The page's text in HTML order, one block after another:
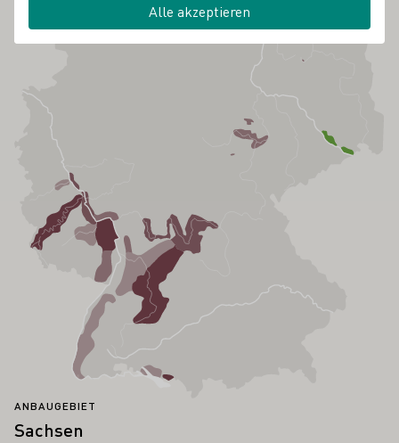
ANBAUGEBIET
Sachsen
Alle akzeptieren